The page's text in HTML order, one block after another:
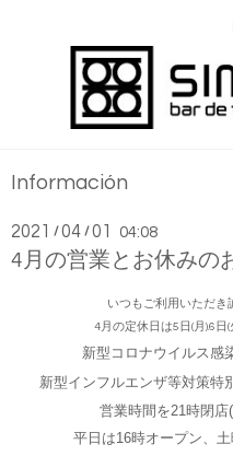
Información
2021 /04 /01 04:08
4月の営業とお休みの
いつもご利用いただき
4月の定休日は5日(月).6日(
新型コロナウイルス感
新型インフルエンザ等対策特
営業時間を21時閉
平日は16時オープン、